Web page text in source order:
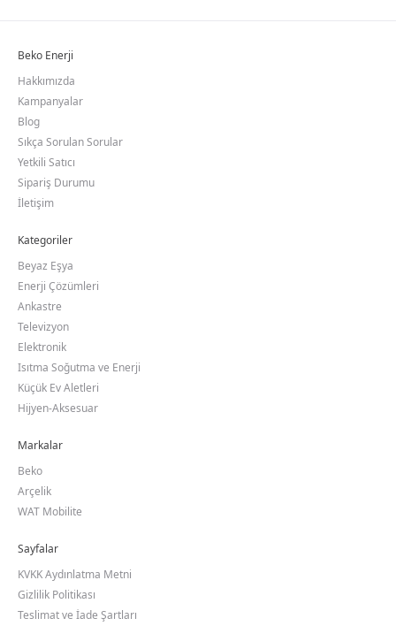
Beko Enerji
Hakkımızda
Kampanyalar
Blog
Sıkça Sorulan Sorular
Yetkili Satıcı
Sipariş Durumu
İletişim
Kategoriler
Beyaz Eşya
Enerji Çözümleri
Ankastre
Televizyon
Elektronik
Isıtma Soğutma ve Enerji
Küçük Ev Aletleri
Hijyen-Aksesuar
Markalar
Beko
Arçelik
WAT Mobilite
Sayfalar
KVKK Aydınlatma Metni
Gizlilik Politikası
Teslimat ve İade Şartları